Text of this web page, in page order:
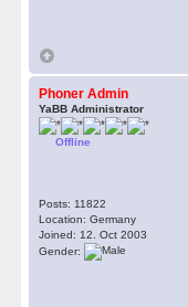
Phoner Admin
YaBB Administrator
Offline
Posts: 11822
Location: Germany
Joined: 12. Oct 2003
Gender: